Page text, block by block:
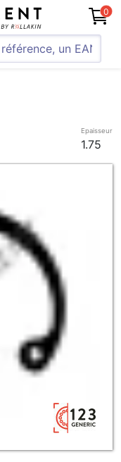
0
Epaisseur
1.75